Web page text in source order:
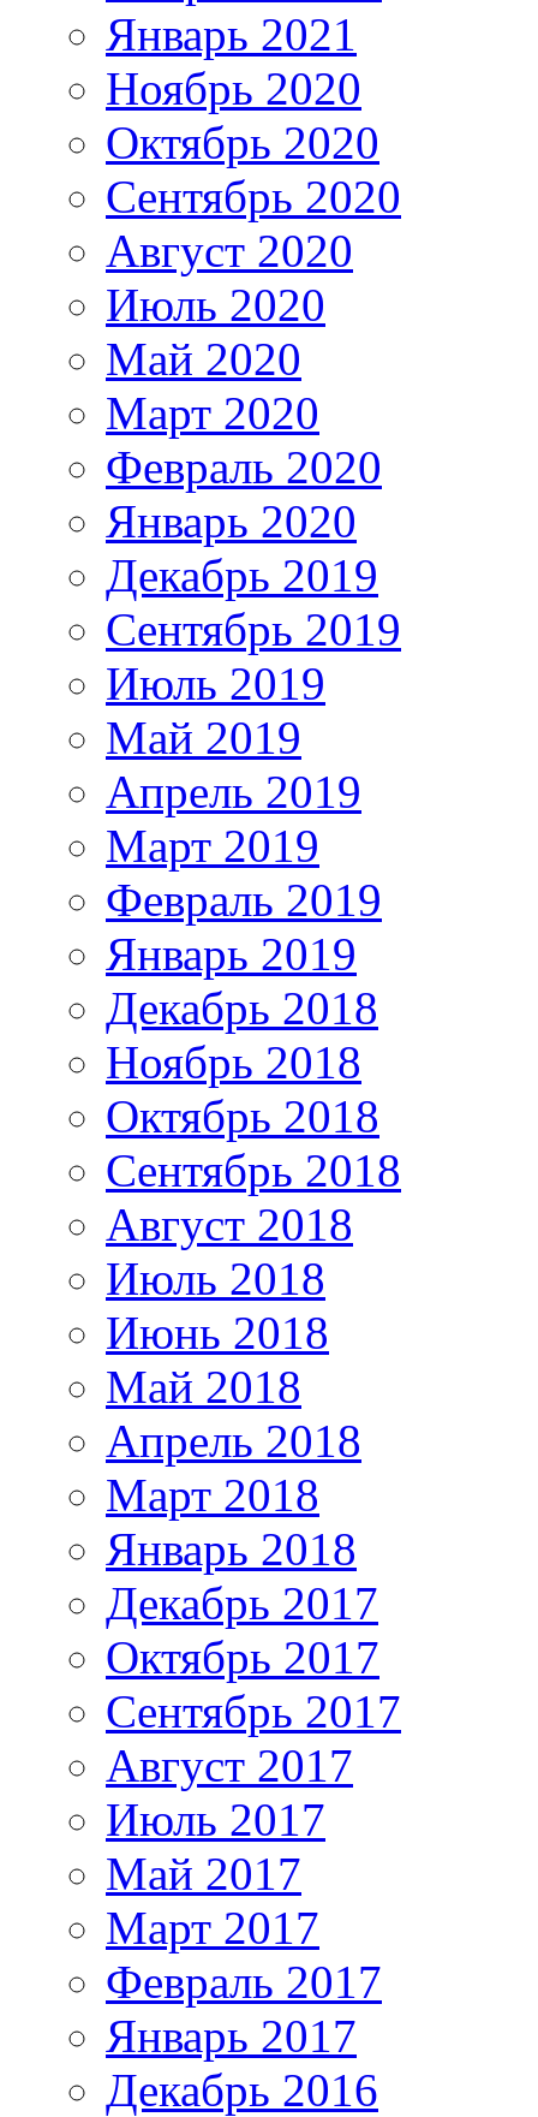
Январь 2021
Ноябрь 2020
Октябрь 2020
Сентябрь 2020
Август 2020
Июль 2020
Май 2020
Март 2020
Февраль 2020
Январь 2020
Декабрь 2019
Сентябрь 2019
Июль 2019
Май 2019
Апрель 2019
Март 2019
Февраль 2019
Январь 2019
Декабрь 2018
Ноябрь 2018
Октябрь 2018
Сентябрь 2018
Август 2018
Июль 2018
Июнь 2018
Май 2018
Апрель 2018
Март 2018
Январь 2018
Декабрь 2017
Октябрь 2017
Сентябрь 2017
Август 2017
Июль 2017
Май 2017
Март 2017
Февраль 2017
Январь 2017
Декабрь 2016